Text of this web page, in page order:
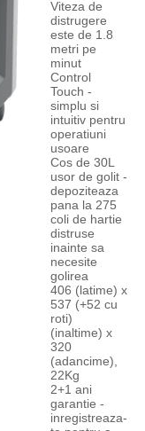
Viteza de
distrugere
este de 1.8
metri pe
minut
Control
Touch -
simplu si
intuitiv pentru
operatiuni
usoare
Cos de 30L
usor de golit -
depoziteaza
pana la 275
coli de hartie
distruse
inainte sa
necesite
golirea
406 (latime) x
537 (+52 cu
roti)
(inaltime) x
320
(adancime),
22Kg
2+1 ani
garantie -
inregistreaza-